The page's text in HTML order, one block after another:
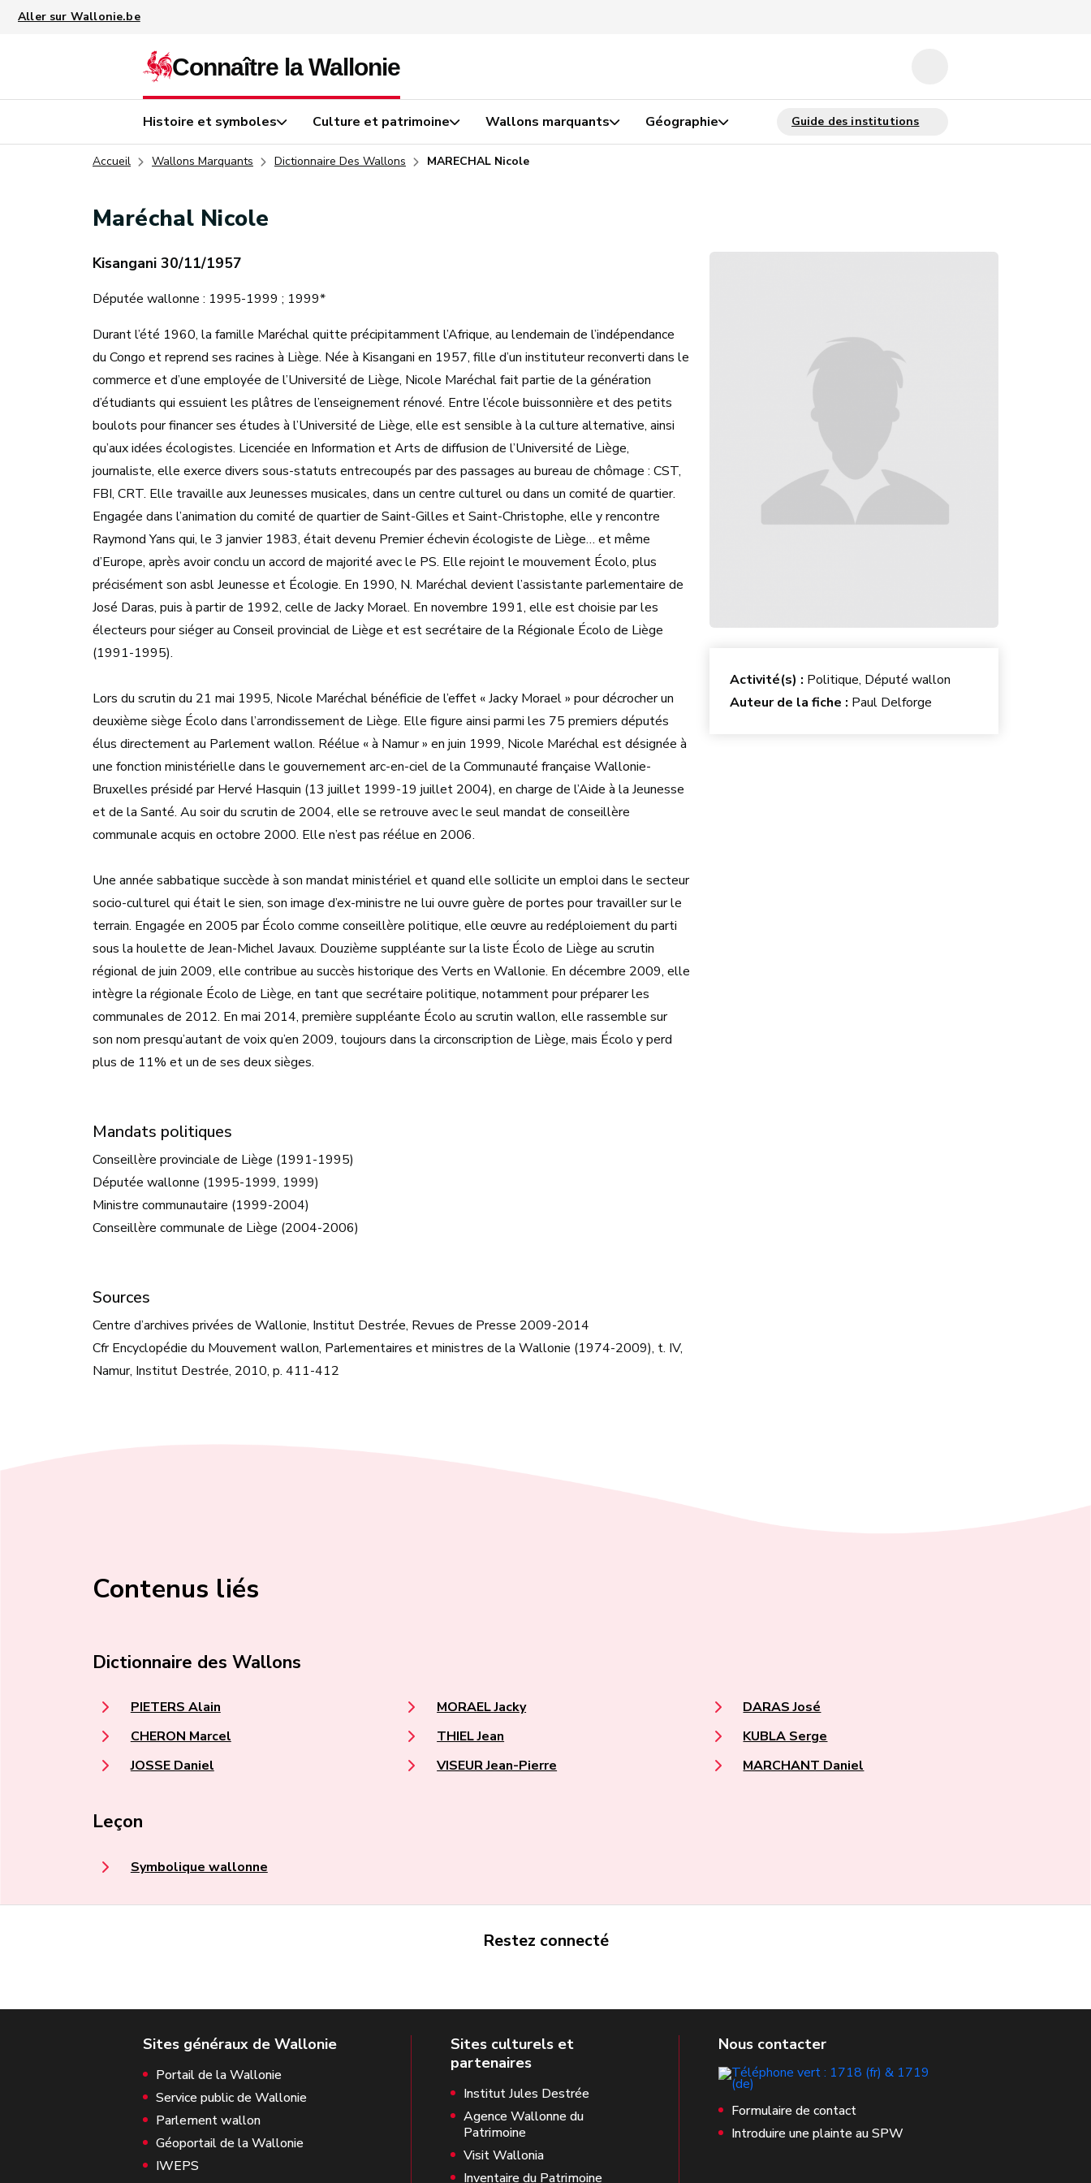
Histoire et symboles Culture et patrimoine Wallons marquants Géographie
Accueil Wallons Marquants Dictionnaire Des Wallons MARECHAL Nicole
Maréchal Nicole
Kisangani 30/11/1957
Députée wallonne : 1995-1999 ; 1999*
Durant l’été 1960, la famille Maréchal quitte précipitamment l’Afrique, au lendemain de l’indépendance
du Congo et reprend ses racines à Liège. Née à Kisangani en 1957, fille d’un instituteur reconverti dans le
commerce et d’une employée de l’Université de Liège, Nicole Maréchal fait partie de la génération
d’étudiants qui essuient les plâtres de l’enseignement rénové. Entre l’école buissonnière et des petits
boulots pour financer ses études à l’Université de Liège, elle est sensible à la culture alternative, ainsi
qu’aux idées écologistes. Licenciée en Information et Arts de diffusion de l’Université de Liège,
journaliste, elle exerce divers sous-statuts entrecoupés par des passages au bureau de chômage : CST,
FBI, CRT. Elle travaille aux Jeunesses musicales, dans un centre culturel ou dans un comité de quartier.
Engagée dans l’animation du comité de quartier de Saint-Gilles et Saint-Christophe, elle y rencontre
Raymond Yans qui, le 3 janvier 1983, était devenu Premier échevin écologiste de Liège… et même
d’Europe, après avoir conclu un accord de majorité avec le PS. Elle rejoint le mouvement Écolo, plus
précisément son asbl Jeunesse et Écologie. En 1990, N. Maréchal devient l’assistante parlementaire de
José Daras, puis à partir de 1992, celle de Jacky Morael. En novembre 1991, elle est choisie par les
électeurs pour siéger au Conseil provincial de Liège et est secrétaire de la Régionale Écolo de Liège
(1991-1995).
Lors du scrutin du 21 mai 1995, Nicole Maréchal bénéficie de l’effet « Jacky Morael » pour décrocher un
deuxième siège Écolo dans l’arrondissement de Liège. Elle figure ainsi parmi les 75 premiers députés
élus directement au Parlement wallon. Réélue « à Namur » en juin 1999, Nicole Maréchal est désignée à
une fonction ministérielle dans le gouvernement arc-en-ciel de la Communauté française Wallonie-
Bruxelles présidé par Hervé Hasquin (13 juillet 1999-19 juillet 2004), en charge de l’Aide à la Jeunesse
et de la Santé. Au soir du scrutin de 2004, elle se retrouve avec le seul mandat de conseillère
communale acquis en octobre 2000. Elle n’est pas réélue en 2006.
Une année sabbatique succède à son mandat ministériel et quand elle sollicite un emploi dans le secteur
socio-culturel qui était le sien, son image d’ex-ministre ne lui ouvre guère de portes pour travailler sur le
terrain. Engagée en 2005 par Écolo comme conseillère politique, elle œuvre au redéploiement du parti
sous la houlette de Jean-Michel Javaux. Douzième suppléante sur la liste Écolo de Liège au scrutin
régional de juin 2009, elle contribue au succès historique des Verts en Wallonie. En décembre 2009, elle
intègre la régionale Écolo de Liège, en tant que secrétaire politique, notamment pour préparer les
communales de 2012. En mai 2014, première suppléante Écolo au scrutin wallon, elle rassemble sur
son nom presqu’autant de voix qu’en 2009, toujours dans la circonscription de Liège, mais Écolo y perd
plus de 11% et un de ses deux sièges.
Mandats politiques
Conseillère provinciale de Liège (1991-1995)
Députée wallonne (1995-1999, 1999)
Ministre communautaire (1999-2004)
Conseillère communale de Liège (2004-2006)
Sources
Centre d’archives privées de Wallonie, Institut Destrée, Revues de Presse 2009-2014
Cfr Encyclopédie du Mouvement wallon, Parlementaires et ministres de la Wallonie (1974-2009), t. IV,
Namur, Institut Destrée, 2010, p. 411-412
Activité(s) : Politique, Député wallon
Auteur de la fiche : Paul Delforge
Contenus liés
Dictionnaire des Wallons
PIETERS Alain
CHERON Marcel
JOSSE Daniel
MORAEL Jacky
THIEL Jean
VISEUR Jean-Pierre
DARAS José
KUBLA Serge
MARCHANT Daniel
Leçon
Symbolique wallonne
Restez connecté
Portail de la Wallonie
Service public de Wallonie
Parlement wallon
Géoportail de la Wallonie
IWEPS
Institut Jules Destrée
Agence Wallonne du
Patrimoine
Visit Wallonia
Inventaire du Patrimoine
Formulaire de contact
Introduire une plainte au SPW